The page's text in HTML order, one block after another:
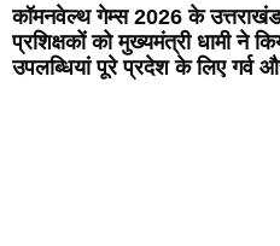
कॉमनवेल्थ गेम्स 2026 के
प्रशिक्षकों को मुख्यमंत्री धामी ने
उपलब्धियां पूरे प्रदेश के लिए गर्व